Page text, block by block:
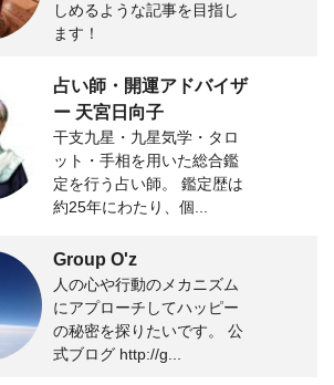
しめるような記事を目指し
ます！
占い師・開運アドバイザ
ー 天宮日向子
干支九星・九星気学・タロ
ット・手相を用いた総合鑑
定を行う占い師。 鑑定歴は
約25年にわたり、個...
Group O'z
人の心や行動のメカニズム
にアプローチしてハッピー
の秘密を探りたいです。 公
式ブログ http://g...